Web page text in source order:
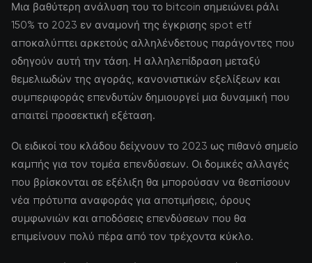
Μια βαθύτερη ανάλυση του το bitcoin σημειώνει ράλι
150% το 2023 εν αναμονή της έγκρισης spot etf
αποκαλύπτει αρκετούς αλληλένδετους παράγοντες που
οδηγούν αυτή την τάση. Η αλληλεπίδραση μεταξύ
θεμελιωδών της αγοράς, κανονιστικών εξελίξεων και
συμπεριφοράς επενδυτών δημιουργεί μια δυναμική που
απαιτεί προσεκτική εξέταση.
Οι ειδικοί του κλάδου δείχνουν το 2023 ως πιθανό σημείο
καμπής για τον τομέα επενδύσεων. Οι δομικές αλλαγές
που βρίσκονται σε εξέλιξη θα μπορούσαν να θεσπίσουν
νέα πρότυπα αναφοράς για αποτιμήσεις, όρους
συμφωνιών και αποδόσεις επενδύσεων που θα
επιμείνουν πολύ πέρα από τον τρέχοντα κύκλο.